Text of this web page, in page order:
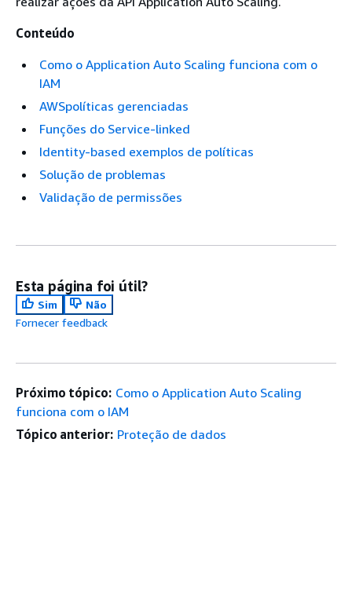
Conteúdo
Como o Application Auto Scaling funciona com o
IAM
AWSpolíticas gerenciadas
Funções do Service-linked
Identity-based exemplos de políticas
Solução de problemas
Validação de permissões
Esta página foi útil?
Sim
Não
Fornecer feedback
Próximo tópico: Como o Application Auto Scaling
funciona com o IAM
Tópico anterior: Proteção de dados